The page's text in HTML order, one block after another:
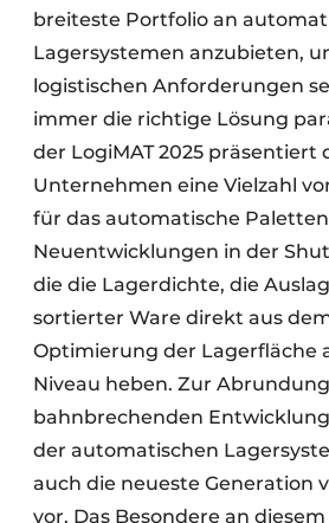
breiteste Portfolio an
Lagersystemen anzubieten,
logistischen Anforderungen
immer die richtige Lösung
der LogiMAT 2025 präsentiert
Unternehmen eine Vielzahl
für das automatische
Neuentwicklungen in der
die die Lagerdichte, die
sortierter Ware direkt aus
Optimierung der Lagerfläche
Niveau heben. Zur
bahnbrechenden
der automatischen
auch die neueste Generation
vor. Das Besondere an